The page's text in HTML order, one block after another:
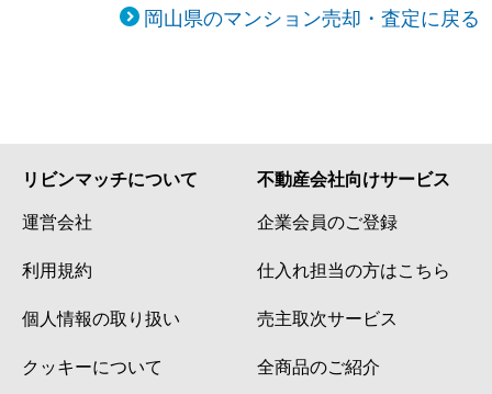
岡山県のマンション売却・査定に戻る
リビンマッチについて
運営会社
利用規約
個人情報の取り扱い
クッキーについて
不動産会社向けサービス
企業会員のご登録
仕入れ担当の方はこちら
売主取次サービス
全商品のご紹介